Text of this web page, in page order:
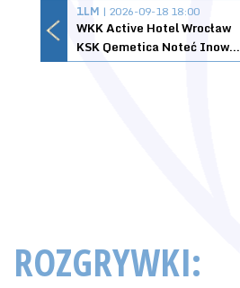
1LM | 2026-09-18 18:00
WKK Active Hotel Wrocław
KSK Qemetica Noteć Inowrocław
ROZGRYWKI: